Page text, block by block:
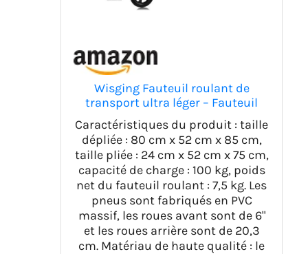
Wisging Fauteuil roulant de
transport ultra léger – Fauteuil
roulant pliable portable avec frein
à main – Chariots pour personnes
âgées en avion de voyage
Caractéristiques du produit : taille
dépliée : 80 cm x 52 cm x 85 cm,
taille pliée : 24 cm x 52 cm x 75 cm,
capacité de charge : 100 kg, poids
net du fauteuil roulant : 7,5 kg. Les
pneus sont fabriqués en PVC
massif, les roues avant sont de 6"
et les roues arrière sont de 20,3
cm. Matériau de haute qualité : le